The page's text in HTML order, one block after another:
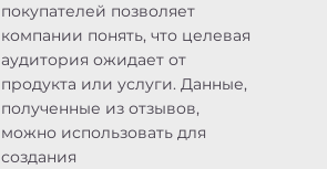
покупателей позволяет
компании понять, что целевая
аудитория ожидает от
продукта или услуги. Данные,
полученные из отзывов,
можно использовать для
создания